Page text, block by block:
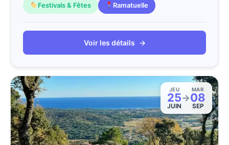
Festivals & Fêtes Ramatuelle
Voir les détails →
JEU
25
JUIN
→
MAR
08
SEP